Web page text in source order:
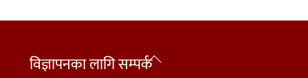
Back
विज्ञापनका लागि सम्पर्क